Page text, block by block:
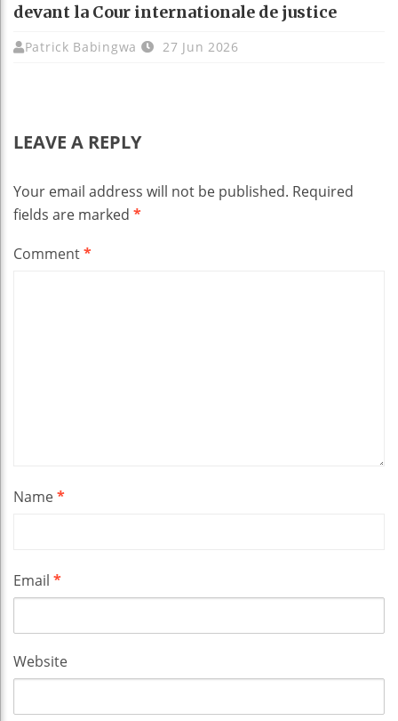
devant la Cour internationale de justice
Patrick Babingwa 27 Jun 2026
LEAVE A REPLY
Your email address will not be published. Required
fields are marked *
Comment*
Name*
Email *
Website